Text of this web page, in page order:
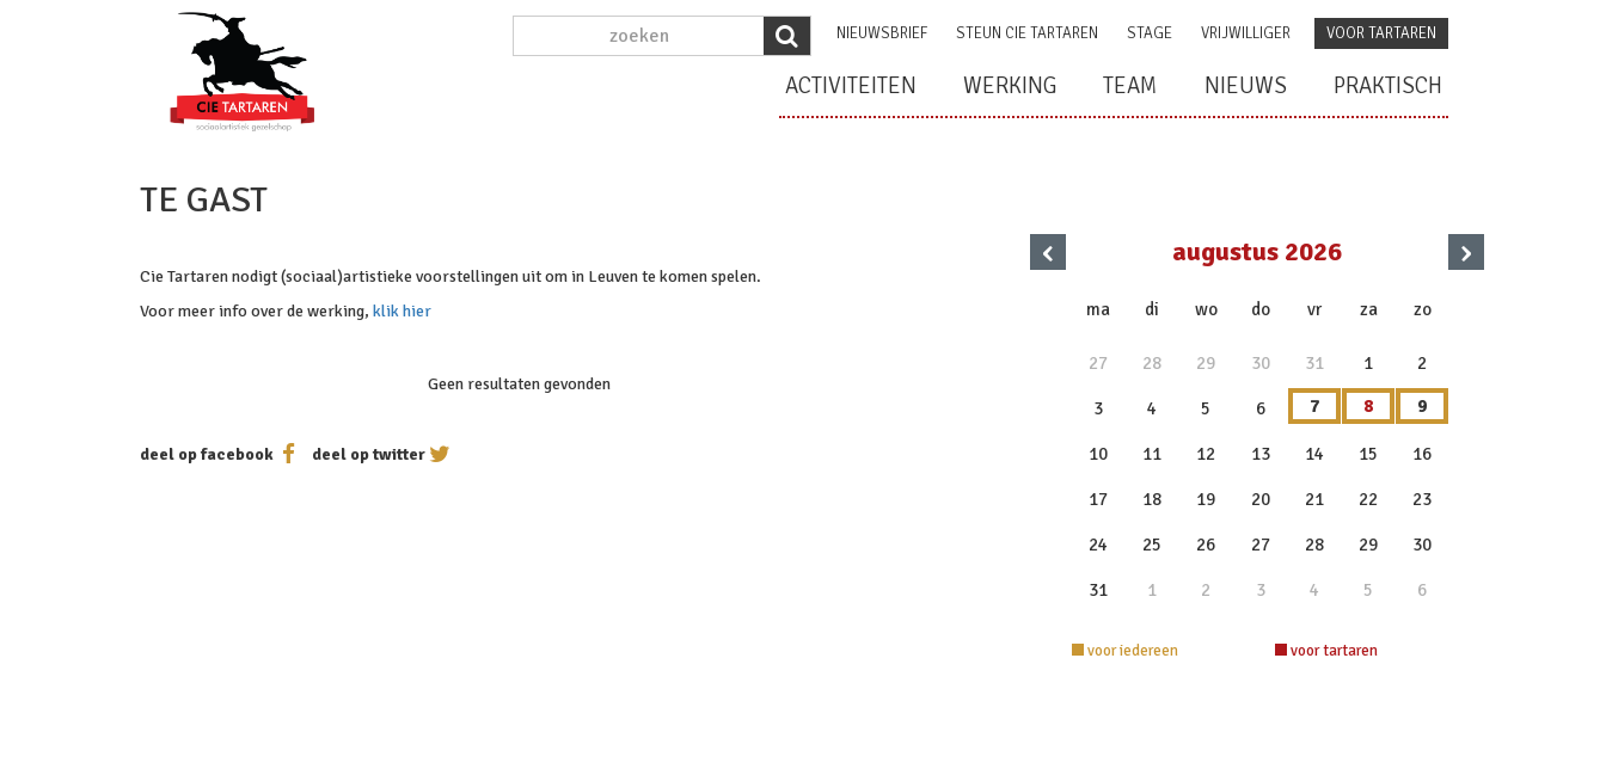
VOOR TARTAREN
NIEUWSBRIEF STEUN CIE TARTAREN STAGE VRIJWILLIGER
ACTIVITEITEN WERKING TEAM NIEUWS PRAKTISCH
TE GAST
Cie Tartaren nodigt (sociaal)artistieke voorstellingen uit om in Leuven te komen spelen.
Voor meer info over de werking, klik hier
Geen resultaten gevonden
deel op facebook deel op twitter
‹ augustus 2026
ma di wo do vr za zo
27 28 29 30 31 1 2
3 4 5 6 7 8 9
10 11 12 13 14 15 16
17 18 19 20 21 22 23
24 25 26 27 28 29 30
31 1 2 3 4 5 6
›
voor iedereen voor tartaren